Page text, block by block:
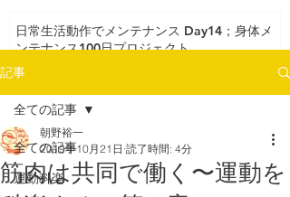
日常生活動作でメンテナンス Day14；身体メ
ンテナンス100日プロジェクト
記事
全ての記事
運動科楽
全ての記事
筋肉は共同で働く〜運動を
朝野裕一
2019年10月21日 読了時間: 4分